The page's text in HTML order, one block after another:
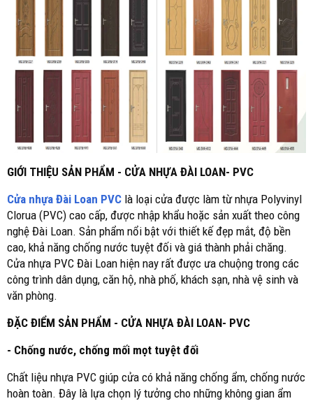
GIỚI THIỆU SẢN PHẨM - CỬA NHỰA ĐÀI LOAN- PVC
Cửa nhựa Đài Loan PVC là loại cửa được làm từ nhựa Polyvinyl
Clorua (PVC) cao cấp, được nhập khẩu hoặc sản xuất theo công
nghệ Đài Loan. Sản phẩm nổi bật với thiết kế đẹp mắt, độ bền
cao, khả năng chống nước tuyệt đối và giá thành phải chăng.
Cửa nhựa PVC Đài Loan hiện nay rất được ưa chuộng trong các
công trình dân dụng, căn hộ, nhà phố, khách sạn, nhà vệ sinh và
văn phòng.
ĐẶC ĐIỂM SẢN PHẨM - CỬA NHỰA ĐÀI LOAN- PVC
- Chống nước, chống mối mọt tuyệt đối
Chất liệu nhựa PVC giúp cửa có khả năng chống ẩm, chống nước
hoàn toàn. Đây là lựa chọn lý tưởng cho những không gian ẩm